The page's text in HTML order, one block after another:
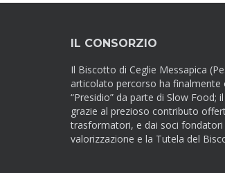
IL CONSORZIO
Il Biscotto di Ceglie Messapica
articolato percorso ha
“Presidio” da parte di Slow
grazie al prezioso contributo
trasformatori, e dai soci fondatori
valorizzazione e la Tutela del